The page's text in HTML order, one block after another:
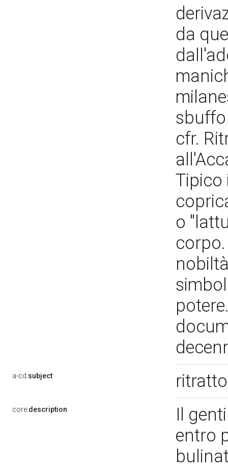
da
sbuffo
cfr.
Tipico
o
a-cd:subject
core:description
Il
entro